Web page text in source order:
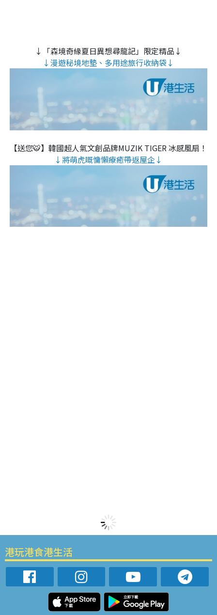
↓「森境奇緣夏日異想尋龍記」限定精品↓
↓漫遊秘境地墊、多用途旅行收納袋↓
【送您🐯】韓國超人氣文創品牌MUZIK TIGER 冰感風扇！
↓將萌虎嘅慵懶療癒帶返屋企↓
港玩港食港生活